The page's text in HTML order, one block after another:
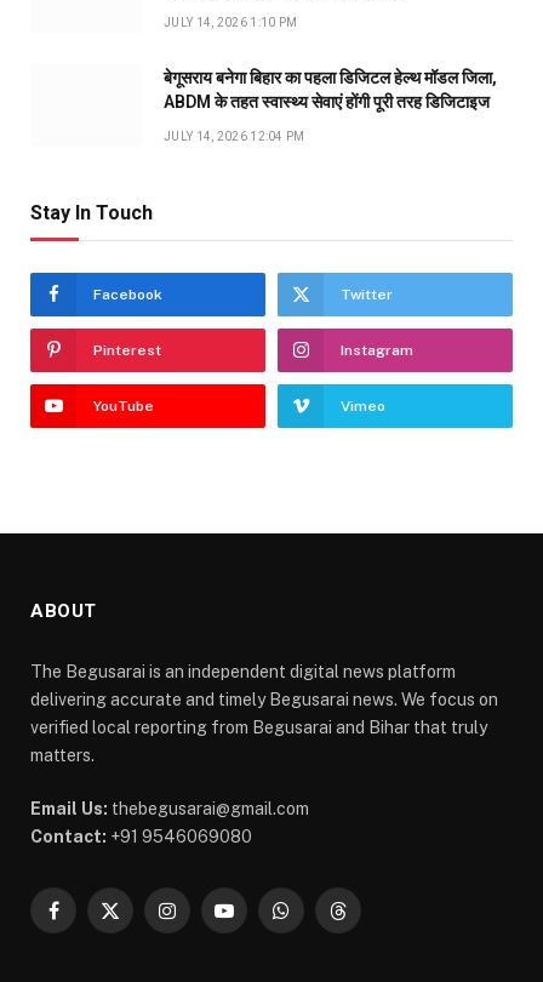
JULY 14, 2026 1:10 PM
बेगूसराय बनेगा बिहार का पहला डिजिटल हेल्थ मॉडल जिला,
ABDM के तहत स्वास्थ्य सेवाएं होंगी पूरी तरह डिजिटाइज
JULY 14, 2026 12:04 PM
Stay In Touch
Facebook Twitter
Pinterest Instagram
YouTube Vimeo
ABOUT
The Begusarai is an independent digital news platform
delivering accurate and timely Begusarai news. We focus on
verified local reporting from Begusarai and Bihar that truly
matters.
Email Us: thebegusarai@gmail.com
Contact: +91 9546069080
Facebook
X
InstagramYouTubeWhatsAppThreads